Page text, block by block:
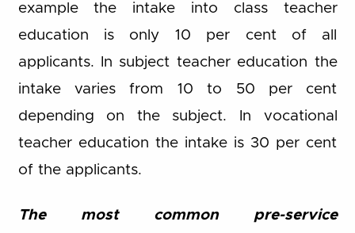
example the intake into class teacher
education is only 10 per cent of all
applicants. In subject teacher education the
intake varies from 10 to 50 per cent
depending on the subject. In vocational
teacher education the intake is 30 per cent
of the applicants.
The most common pre-service